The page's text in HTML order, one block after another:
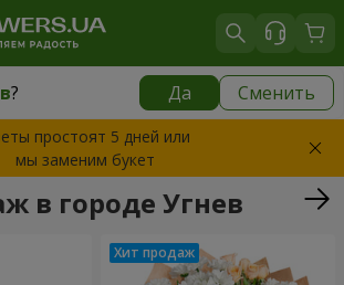
? Да Сменить
|
простоят 5 дней или
мы заменим букет
в городе Угнев